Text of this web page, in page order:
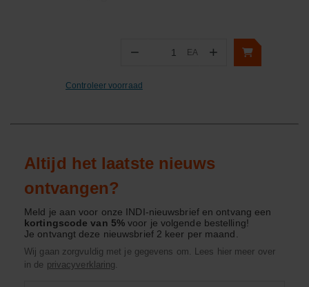
− Aantal
EA +
Controleer voorraad
Altijd het laatste nieuws
ontvangen?
Meld je aan voor onze INDI-nieuwsbrief en ontvang een
kortingscode van 5%voor je volgende bestelling!
Je ontvangt deze nieuwsbrief 2 keer per maand.
Wij gaan zorgvuldig met je gegevens om. Lees hier meer over
in de privacyverklaring.